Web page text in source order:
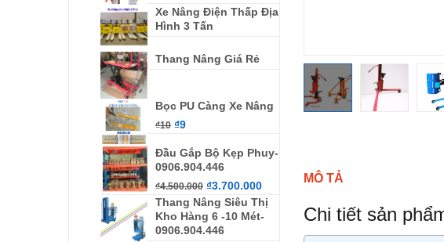
Xe Nâng Điện Thấp Địa
Hình 3 Tấn
Thang Nâng Giá Rẻ
Bọc PU Càng Xe Nâng
₫10 ₫9
Đầu Gắp Bộ Kẹp Phuy-
0906.904.446
₫4.500.000 ₫3.700.000
Thang Nâng Siêu Thị
Kho Hàng 6 -10 Mét-
0906.904.446
MÔ TẢ
Chi tiết sản